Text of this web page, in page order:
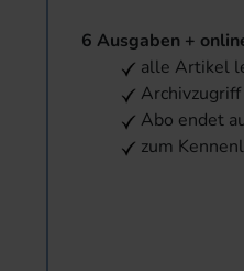
6 Ausgaben +
alle Artikel
Archivzugriff
Abo endet
zum